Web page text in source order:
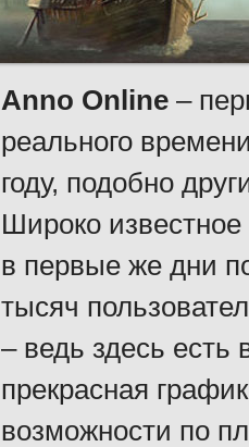
Anno Online –
реального
году, подобно
Широко
в первые же дни
тысяч
– ведь здесь есть
прекрасная
возможности по